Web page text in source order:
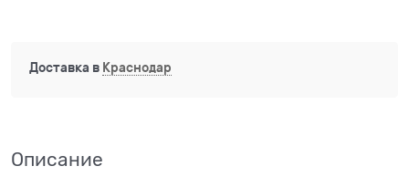
Доставка в Краснодар
Описание